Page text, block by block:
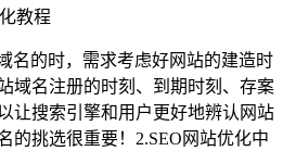
教程
名的时，需求考虑好网站的建造时
域名注册的时刻、到期时刻、存案
让搜索引擎和用户更好地辨认网站
的挑选很重要！ 2.SEO网站优化中